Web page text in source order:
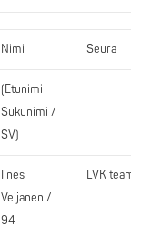
Nimi Seura
(Etunimi
Sukunimi /
SV)
Iines
Veijanen /
94
LVK team